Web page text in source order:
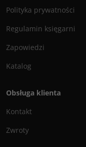
Polityka prywatności
Regulamin księgarni
Zapowiedzi
Katalog
Obsługa klienta
Kontakt
Zwroty